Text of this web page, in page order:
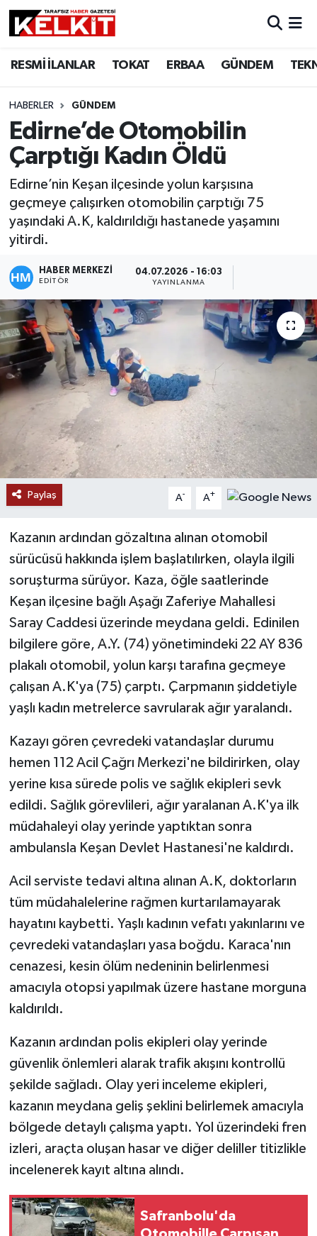
RESMİ İLANLAR TOKAT ERBAA GÜNDEM
HABERLER GÜNDEM
Edirne’de Otomobilin
Çarptığı Kadın Öldü
Edirne’nin Keşan ilçesinde yolun karşısına
geçmeye çalışırken otomobilin çarptığı 75
yaşındaki A.K, kaldırıldığı hastanede yaşamını
yitirdi.
HABER MERKEZİ
EDITÖR
04.07.2026 - 16:03
YAYINLANMA
Paylaş A- A+
Kazanın ardından gözaltına alınan otomobil
sürücüsü hakkında işlem başlatılırken, olayla ilgili
soruşturma sürüyor. Kaza, öğle saatlerinde
Keşan ilçesine bağlı Aşağı Zaferiye Mahallesi
Saray Caddesi üzerinde meydana geldi. Edinilen
bilgilere göre, A.Y. (74) yönetimindeki 22 AY 836
plakalı otomobil, yolun karşı tarafına geçmeye
çalışan A.K'ya (75) çarptı. Çarpmanın şiddetiyle
yaşlı kadın metrelerce savrularak ağır yaralandı.
Kazayı gören çevredeki vatandaşlar durumu
hemen 112 Acil Çağrı Merkezi'ne bildirirken, olay
yerine kısa sürede polis ve sağlık ekipleri sevk
edildi. Sağlık görevlileri, ağır yaralanan A.K'ya ilk
müdahaleyi olay yerinde yaptıktan sonra
ambulansla Keşan Devlet Hastanesi'ne kaldırdı.
Acil serviste tedavi altına alınan A.K, doktorların
tüm müdahalelerine rağmen kurtarılamayarak
hayatını kaybetti. Yaşlı kadının vefatı yakınlarını ve
çevredeki vatandaşları yasa boğdu. Karaca'nın
cenazesi, kesin ölüm nedeninin belirlenmesi
amacıyla otopsi yapılmak üzere hastane morguna
kaldırıldı.
Kazanın ardından polis ekipleri olay yerinde
güvenlik önlemleri alarak trafik akışını kontrollü
şekilde sağladı. Olay yeri inceleme ekipleri,
kazanın meydana geliş şeklini belirlemek amacıyla
bölgede detaylı çalışma yaptı. Yol üzerindeki fren
izleri, araçta oluşan hasar ve diğer deliller titizlikle
incelenerek kayıt altına alındı.
Safranbolu'da